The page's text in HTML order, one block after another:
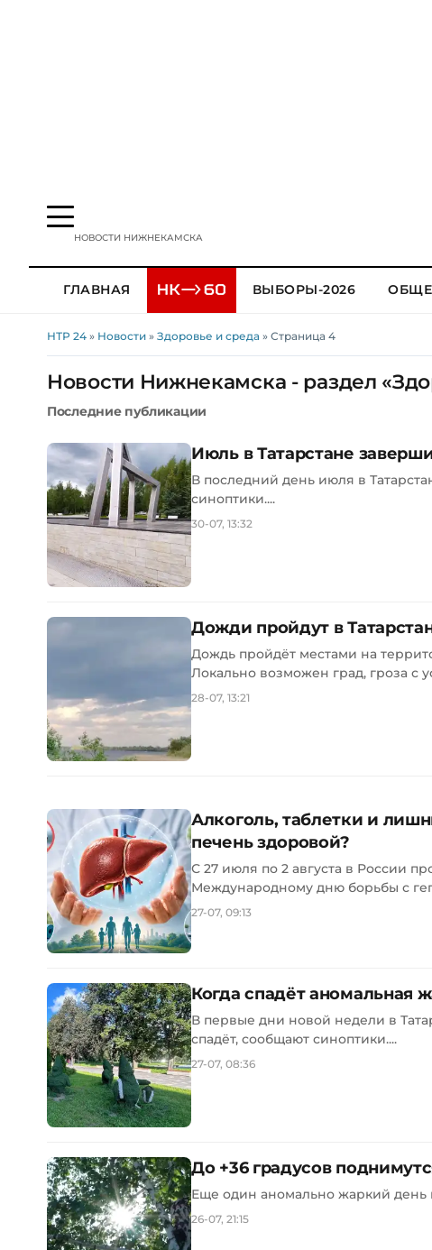
НОВОСТИ НИЖНЕКАМСКА
ГЛАВНАЯ ВЫБОРЫ-2026
НТР 24 » Новости » Здоровье и среда » Страница 4
Новости Нижнекамска - раздел
Последние публикации
Июль в Татарстане
В последний день июля в
синоптики....
30-07, 13:32
Дожди пройдут в
Дождь пройдёт местами на
Локально возможен град, гроза с
28-07, 13:21
Алкоголь, таблетки и
печень здоровой?
С 27 июля по 2 августа в России
Международному дню борьбы с
27-07, 09:13
Когда спадёт аномальная
В первые дни новой недели в
спадёт, сообщают синоптики....
27-07, 08:36
До +36 градусов
Еще один аномально жаркий день
26-07, 21:15